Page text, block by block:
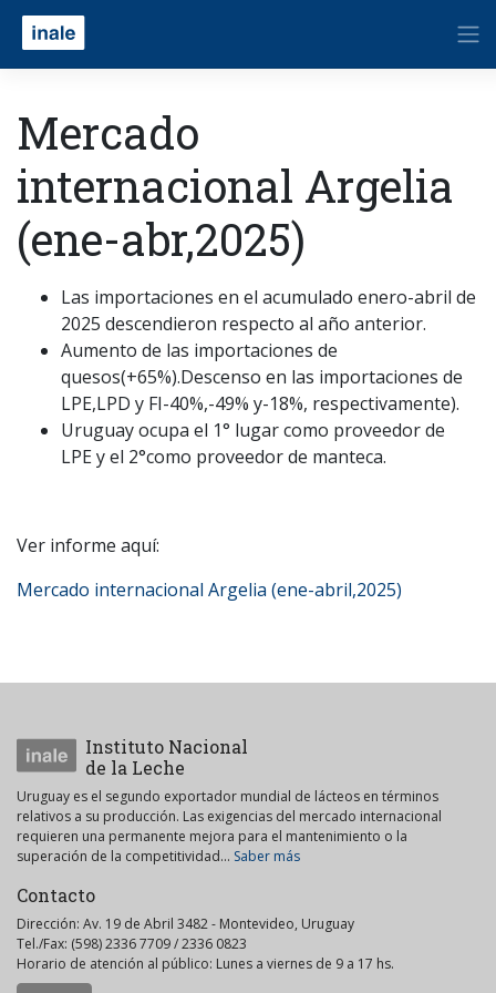
Mercado
internacional Argelia
(ene-abr,2025)
Las importaciones en el acumulado enero-abril de
2025 descendieron respecto al año anterior.
Aumento de las importaciones de
quesos(+65%).Descenso en las importaciones de
LPE,LPD y FI-40%,-49% y-18%, respectivamente).
Uruguay ocupa el 1° lugar como proveedor de
LPE y el 2°como proveedor de manteca.
Ver informe aquí:
Mercado internacional Argelia (ene-abril,2025)
Instituto Nacional
de la Leche
Uruguay es el segundo exportador mundial de lácteos en términos
relativos a su producción. Las exigencias del mercado internacional
requieren una permanente mejora para el mantenimiento o la
superación de la competitividad... Saber más
Contacto
Dirección: Av. 19 de Abril 3482 - Montevideo, Uruguay
Tel./Fax: (598) 2336 7709 / 2336 0823
Horario de atención al público: Lunes a viernes de 9 a 17 hs.